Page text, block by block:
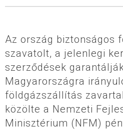
Az ország biztonságos
szavatolt, a jelenlegi
szerződések
Magyarországra
földgázszállítás
közölte a Nemzeti
Minisztérium (NFM)